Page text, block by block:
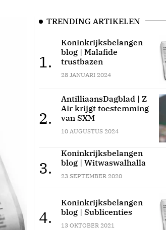
TRENDING ARTIKELEN
1.
Koninkrijksbelangen
blog | Malafide
trustbazen
28 JANUARI 2024
2.
AntilliaansDagblad | Z
Air krijgt toestemming
van SXM
10 AUGUSTUS 2024
3.
Koninkrijksbelangen
blog | Witwaswalhalla
23 SEPTEMBER 2020
4.
Koninkrijksbelangen
blog | Sublicenties
13 OKTOBER 2021